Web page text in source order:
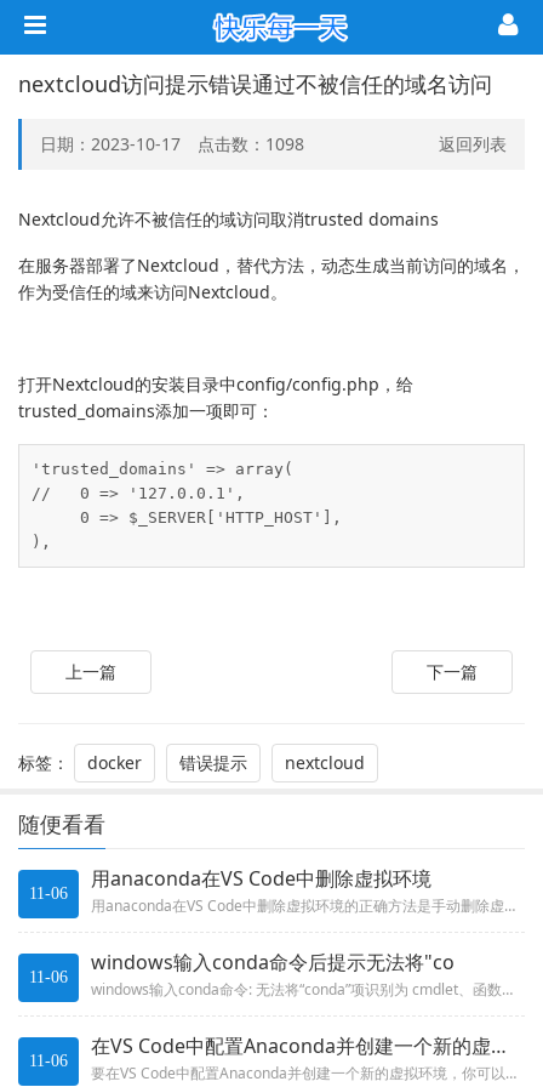
nextcloud访问提示错误通过不被信任的域名访问
日期：2023-10-17 点击数： 1098 返回列表
Nextcloud允许不被信任的域访问取消trusted domains
在服务器部署了Nextcloud，替代方法，动态生成当前访问的域名，
作为受信任的域来访问Nextcloud。
打开Nextcloud的安装目录中config/config.php，给
trusted_domains添加一项即可：
'trusted_domains' => array(
//   0 => '127.0.0.1',
0 => $_SERVER['HTTP_HOST'],
),
上一篇 下一篇
标签： docker 错误提示 nextcloud
随便看看
11-06
用anaconda在VS Code中删除虚拟环境
用anaconda在VS Code中删除虚拟环境的正确方法是手动删除虚拟环境文件夹。
11-06
windows输入conda命令后提示无法将"co
windows输入conda命令: 无法将“conda”项识别为 cmdlet、函数、脚本文件或可运行程序的名称,进行系...
11-06
在VS Code中配置Anaconda并创建一个新的虚拟环境
要在VS Code中配置Anaconda并创建一个新的虚拟环境，你可以按照以下步骤进行操作